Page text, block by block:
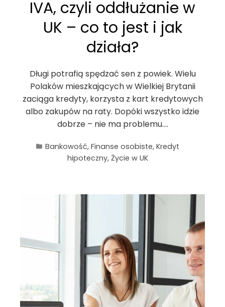
IVA, czyli oddłużanie w
UK – co to jest i jak
działa?
Długi potrafią spędzać sen z powiek. Wielu
Polaków mieszkających w Wielkiej Brytanii
zaciąga kredyty, korzysta z kart kredytowych
albo zakupów na raty. Dopóki wszystko idzie
dobrze – nie ma problemu.…
Bankowość, Finanse osobiste, Kredyt
hipoteczny, Życie w UK